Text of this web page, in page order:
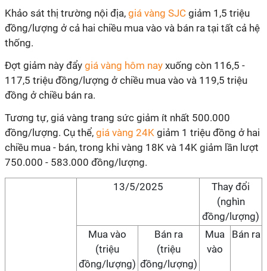
Khảo sát thị trường nội địa, giá vàng SJC giảm 1,5 triệu
đồng/lượng ở cả hai chiều mua vào và bán ra tại tất cả hệ
thống.
Đợt giảm này đẩy giá vàng hôm nay xuống còn 116,5 -
117,5 triệu đồng/lượng ở chiều mua vào và 119,5 triệu
đồng ở chiều bán ra.
Tương tự, giá vàng trang sức giảm ít nhất 500.000
đồng/lượng. Cụ thể, giá vàng 24K giảm 1 triệu đồng ở hai
chiều mua - bán, trong khi vàng 18K và 14K giảm lần lượt
750.000 - 583.000 đồng/lượng.
13/5/2025
Thay đổi
(nghìn
đồng/lượng)
Mua vào
(triệu
đồng/lượng)
Bán ra
(triệu
đồng/lượng)
Mua
vào
Bán ra